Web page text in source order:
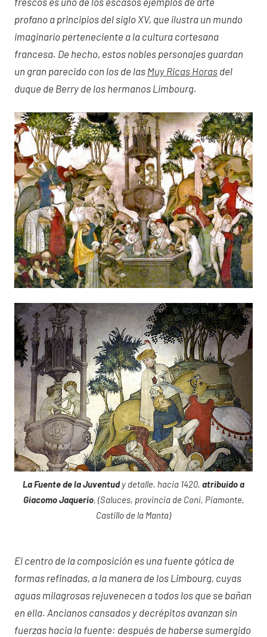
profano a principios del siglo XV, que ilustra un mundo
imaginario perteneciente a la cultura cortesana
francesa. De hecho, estos nobles personajes guardan
un gran parecido con los de las Muy Ricas Horas del
duque de Berry de los hermanos Limbourg.
La Fuente de la Juventudy detalle, hacia 1420, atribuido a
Giacomo Jaquerio, (Saluces, provincia de Coni, Piamonte,
Castillo de la Manta)
El centro de la composición es una fuente gótica de
formas refinadas, a la manera de los Limbourg, cuyas
aguas milagrosas rejuvenecen a todos los que se bañan
en ella. Ancianos cansados y decrépitos avanzan sin
fuerzas hacia la fuente: después de haberse sumergido